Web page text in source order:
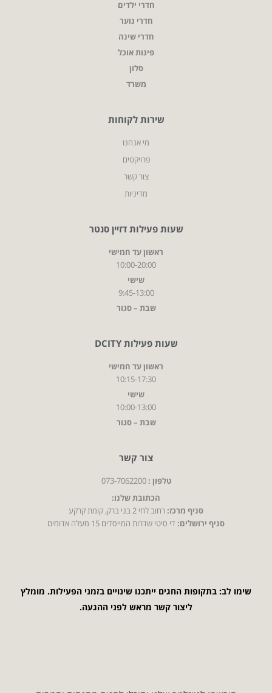
חדרי ילדים
חדרי נוער
חדרי שינה
פינות אוכל
סלון
משרד
שירות לקוחות
מי אנחנו
פרויקטים
צור קשר
מדיניות
שעות פעילות דזיין סנטר
ראשון עד חמישי
10:00-20:00
שישי
9:45-13:00
שבת – סגור
שעות פעילות DCITY
ראשון עד חמישי
10:15-17:30
שישי
10:00-13:00
שבת – סגור
צור קשר
טלפון : 073-7062200
הכתובת שלנו:
סניף מרכז:רחוב לחי 2 בני ברק, קומת קרקע
סניף ירושלים:די סיטי שדרות המייסדים 15 מעלה אדומים
שימו לב: בתקופות החגים ייתכנו שינויים בזמני הפעילות. מומלץ
ליצור קשר מראש לפני ההגעה.